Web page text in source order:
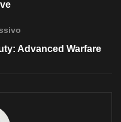
Advanced Warfare